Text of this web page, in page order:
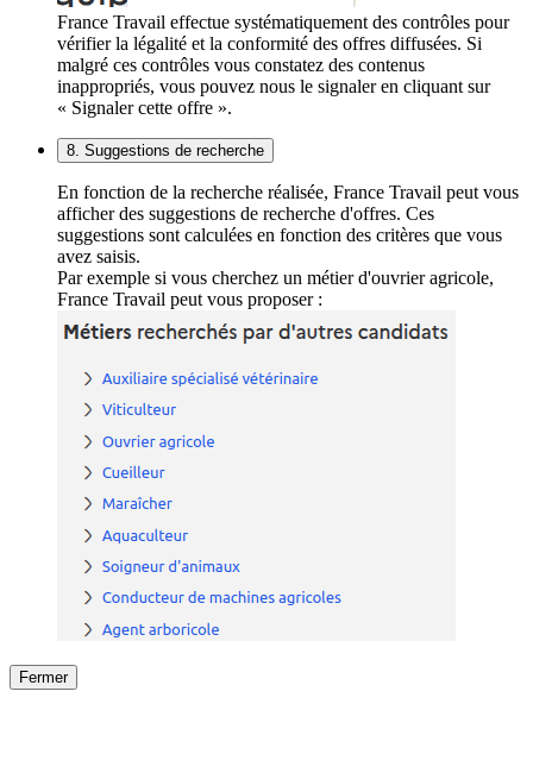
France Travail effectue systématiquement des contrôles pour
vérifier la légalité et la conformité des offres diffusées. Si
malgré ces contrôles vous constatez des contenus
inappropriés, vous pouvez nous le signaler en cliquant sur
« Signaler cette offre ».
8. Suggestions de recherche
En fonction de la recherche réalisée, France Travail peut vous
afficher des suggestions de recherche d'offres. Ces
suggestions sont calculées en fonction des critères que vous
avez saisis.
Par exemple si vous cherchez un métier d'ouvrier agricole,
France Travail peut vous proposer :
Fermer